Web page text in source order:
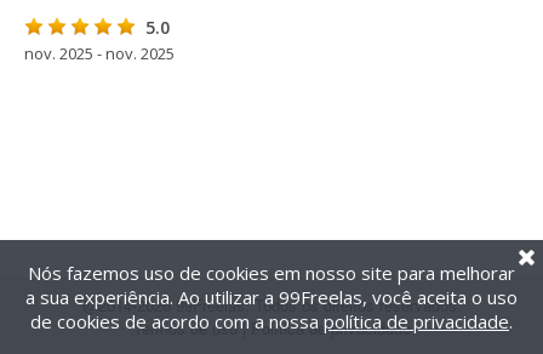
5.0
nov. 2025 - nov. 2025
@2014-2026 99Freelas. Todos os direitos reservados.
Termos de uso| Política de privacidade
Nós fazemos uso de cookies em nosso site para melhorar
a sua experiência. Ao utilizar a 99Freelas, você aceita o uso
de cookies de acordo com a nossa política de privacidade.